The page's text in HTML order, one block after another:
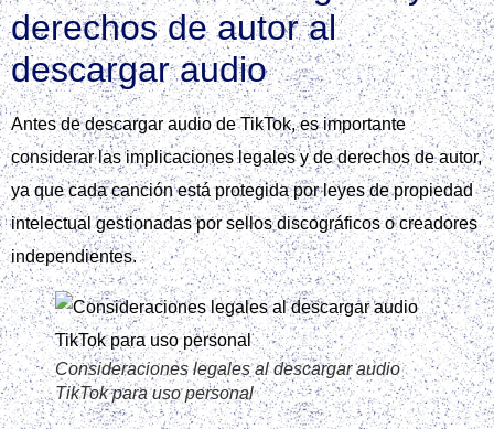
derechos de autor al
descargar audio
Antes de descargar audio de TikTok, es importante
considerar las implicaciones legales y de derechos de autor,
ya que cada canción está protegida por leyes de propiedad
intelectual gestionadas por sellos discográficos o creadores
independientes.
Consideraciones legales al descargar audio
TikTok para uso personal